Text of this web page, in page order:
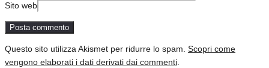
Sito web
Questo sito utilizza Akismet per ridurre lo spam. Scopri come
vengono elaborati i dati derivati dai commenti